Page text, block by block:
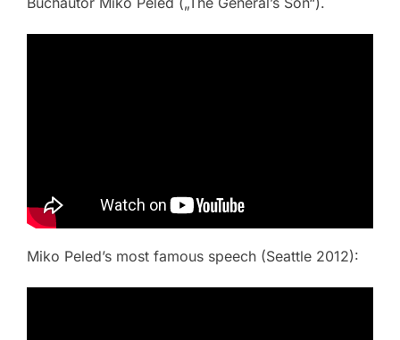
Miko Peled’s most famous speech (Seattle 2012):